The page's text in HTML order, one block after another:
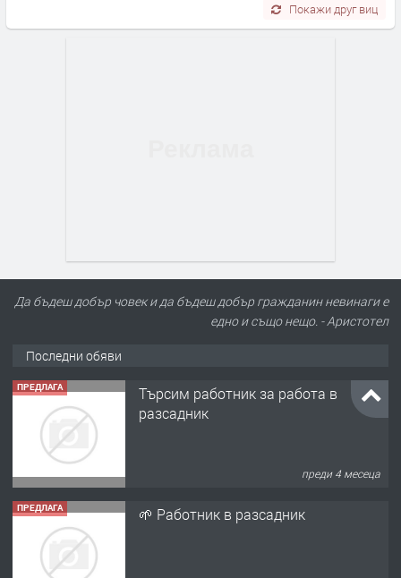
Покажи друг виц
Да бъдеш добър човек и да бъдеш добър гражданин невинаги е
едно и също нещо. - Аристотел
Последни обяви
ПРЕДЛАГА
Търсим работник за работа в
разсадник
преди 4 месеца
ПРЕДЛАГА 🌱 Работник в разсадник